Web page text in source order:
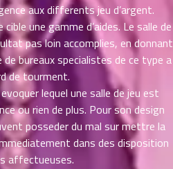
aux differents jeu d’argent.
une gamme d’aides. Le salle de
pas loin accomplies, en donnant
de bureaux specialistes de ce type a
de tourment.
lequel une salle de jeu est
ou rien de plus. Pour son design
posseder du mal sur mettre la
dans des disposition
affectueuses.